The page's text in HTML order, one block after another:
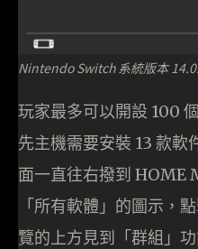
Nintendo Switch 系統版本
玩家最多可以開設 100
先主機需要安裝 13 款軟
面一直往右撥到 HOME
「所有軟體」的圖示，
覽的上方見到「群組」